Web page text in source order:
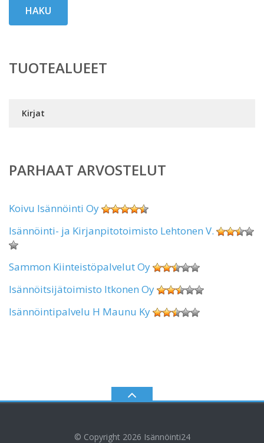
HAKU
TUOTEALUEET
Kirjat
PARHAAT ARVOSTELUT
Koivu Isännöinti Oy
Isännöinti- ja Kirjanpitotoimisto Lehtonen V.
Sammon Kiinteistöpalvelut Oy
Isännöitsijätoimisto Itkonen Oy
Isännöintipalvelu H Maunu Ky
© Copyright 2026 Isännöinti24